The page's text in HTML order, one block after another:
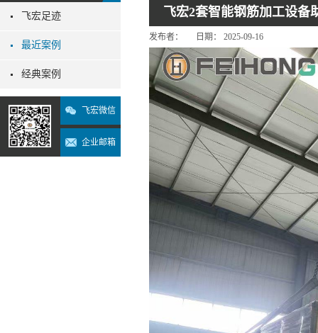
飞宏足迹
最近案例
经典案例
飞宏微信
企业邮箱
飞宏2套智能钢筋加工设备
发布者： 日期： 2025-09-16